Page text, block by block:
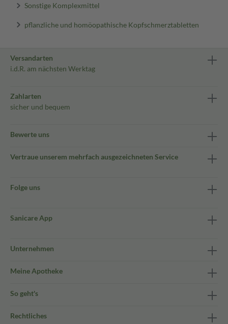
Sonstige Komplexmittel
pflanzliche und homöopathische Kopfschmerztabletten
Versandarten
i.d.R. am nächsten Werktag
Zahlarten
sicher und bequem
Bewerte uns
Vertraue unserem mehrfach ausgezeichneten Service
Folge uns
Sanicare App
Unternehmen
Meine Apotheke
So geht's
Rechtliches